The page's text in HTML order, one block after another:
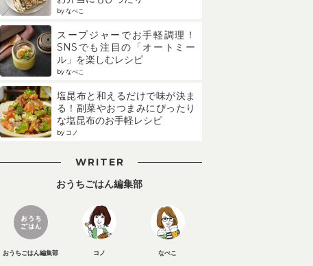
by なべこ
スープジャーでお手軽調理！
SNSでも注目の「オートミー
ル」を楽しむレシピ
by なべこ
塩昆布と和えるだけで味が決ま
る！副菜やおつまみにぴったり
な塩昆布のお手軽レシピ
by コノ
WRITER
おうちごはん編集部
おうちごはん編集部 コノ なべこ